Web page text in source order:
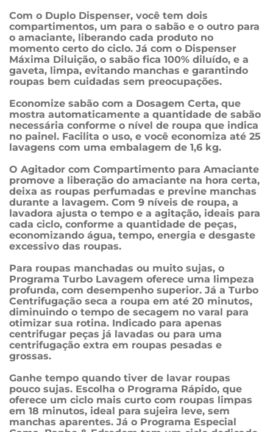
Com o Duplo Dispenser, você tem dois
compartimentos, um para o sabão e o outro para
o amaciante, liberando cada produto no
momento certo do ciclo. Já com o Dispenser
Máxima Diluição, o sabão fica 100% diluído, e a
gaveta, limpa, evitando manchas e garantindo
roupas bem cuidadas sem preocupações.
Economize sabão com a Dosagem Certa, que
mostra automaticamente a quantidade de sabão
necessária conforme o nível de roupa que indica
no painel. Facilita o uso, e você economiza até 25
lavagens com uma embalagem de 1,6 kg.
O Agitador com Compartimento para Amaciante
promove a liberação do amaciante na hora certa,
deixa as roupas perfumadas e previne manchas
durante a lavagem. Com 9 níveis de roupa, a
lavadora ajusta o tempo e a agitação, ideais para
cada ciclo, conforme a quantidade de peças,
economizando água, tempo, energia e desgaste
excessivo das roupas.
Para roupas manchadas ou muito sujas, o
Programa Turbo Lavagem oferece uma limpeza
profunda, com desempenho superior. Já a Turbo
Centrifugação seca a roupa em até 20 minutos,
diminuindo o tempo de secagem no varal para
otimizar sua rotina. Indicado para apenas
centrifugar peças já lavadas ou para uma
centrifugação extra em roupas pesadas e
grossas.
Ganhe tempo quando tiver de lavar roupas
pouco sujas. Escolha o Programa Rápido, que
oferece um ciclo mais curto com roupas limpas
em 18 minutos, ideal para sujeira leve, sem
manchas aparentes. Já o Programa Especial